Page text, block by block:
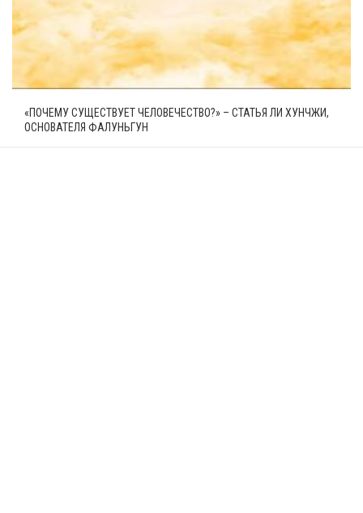
«ПОЧЕМУ СУЩЕСТВУЕТ ЧЕЛОВЕЧЕСТВО?» – СТАТЬЯ ЛИ ХУНЧЖИ,
ОСНОВАТЕЛЯ ФАЛУНЬГУН